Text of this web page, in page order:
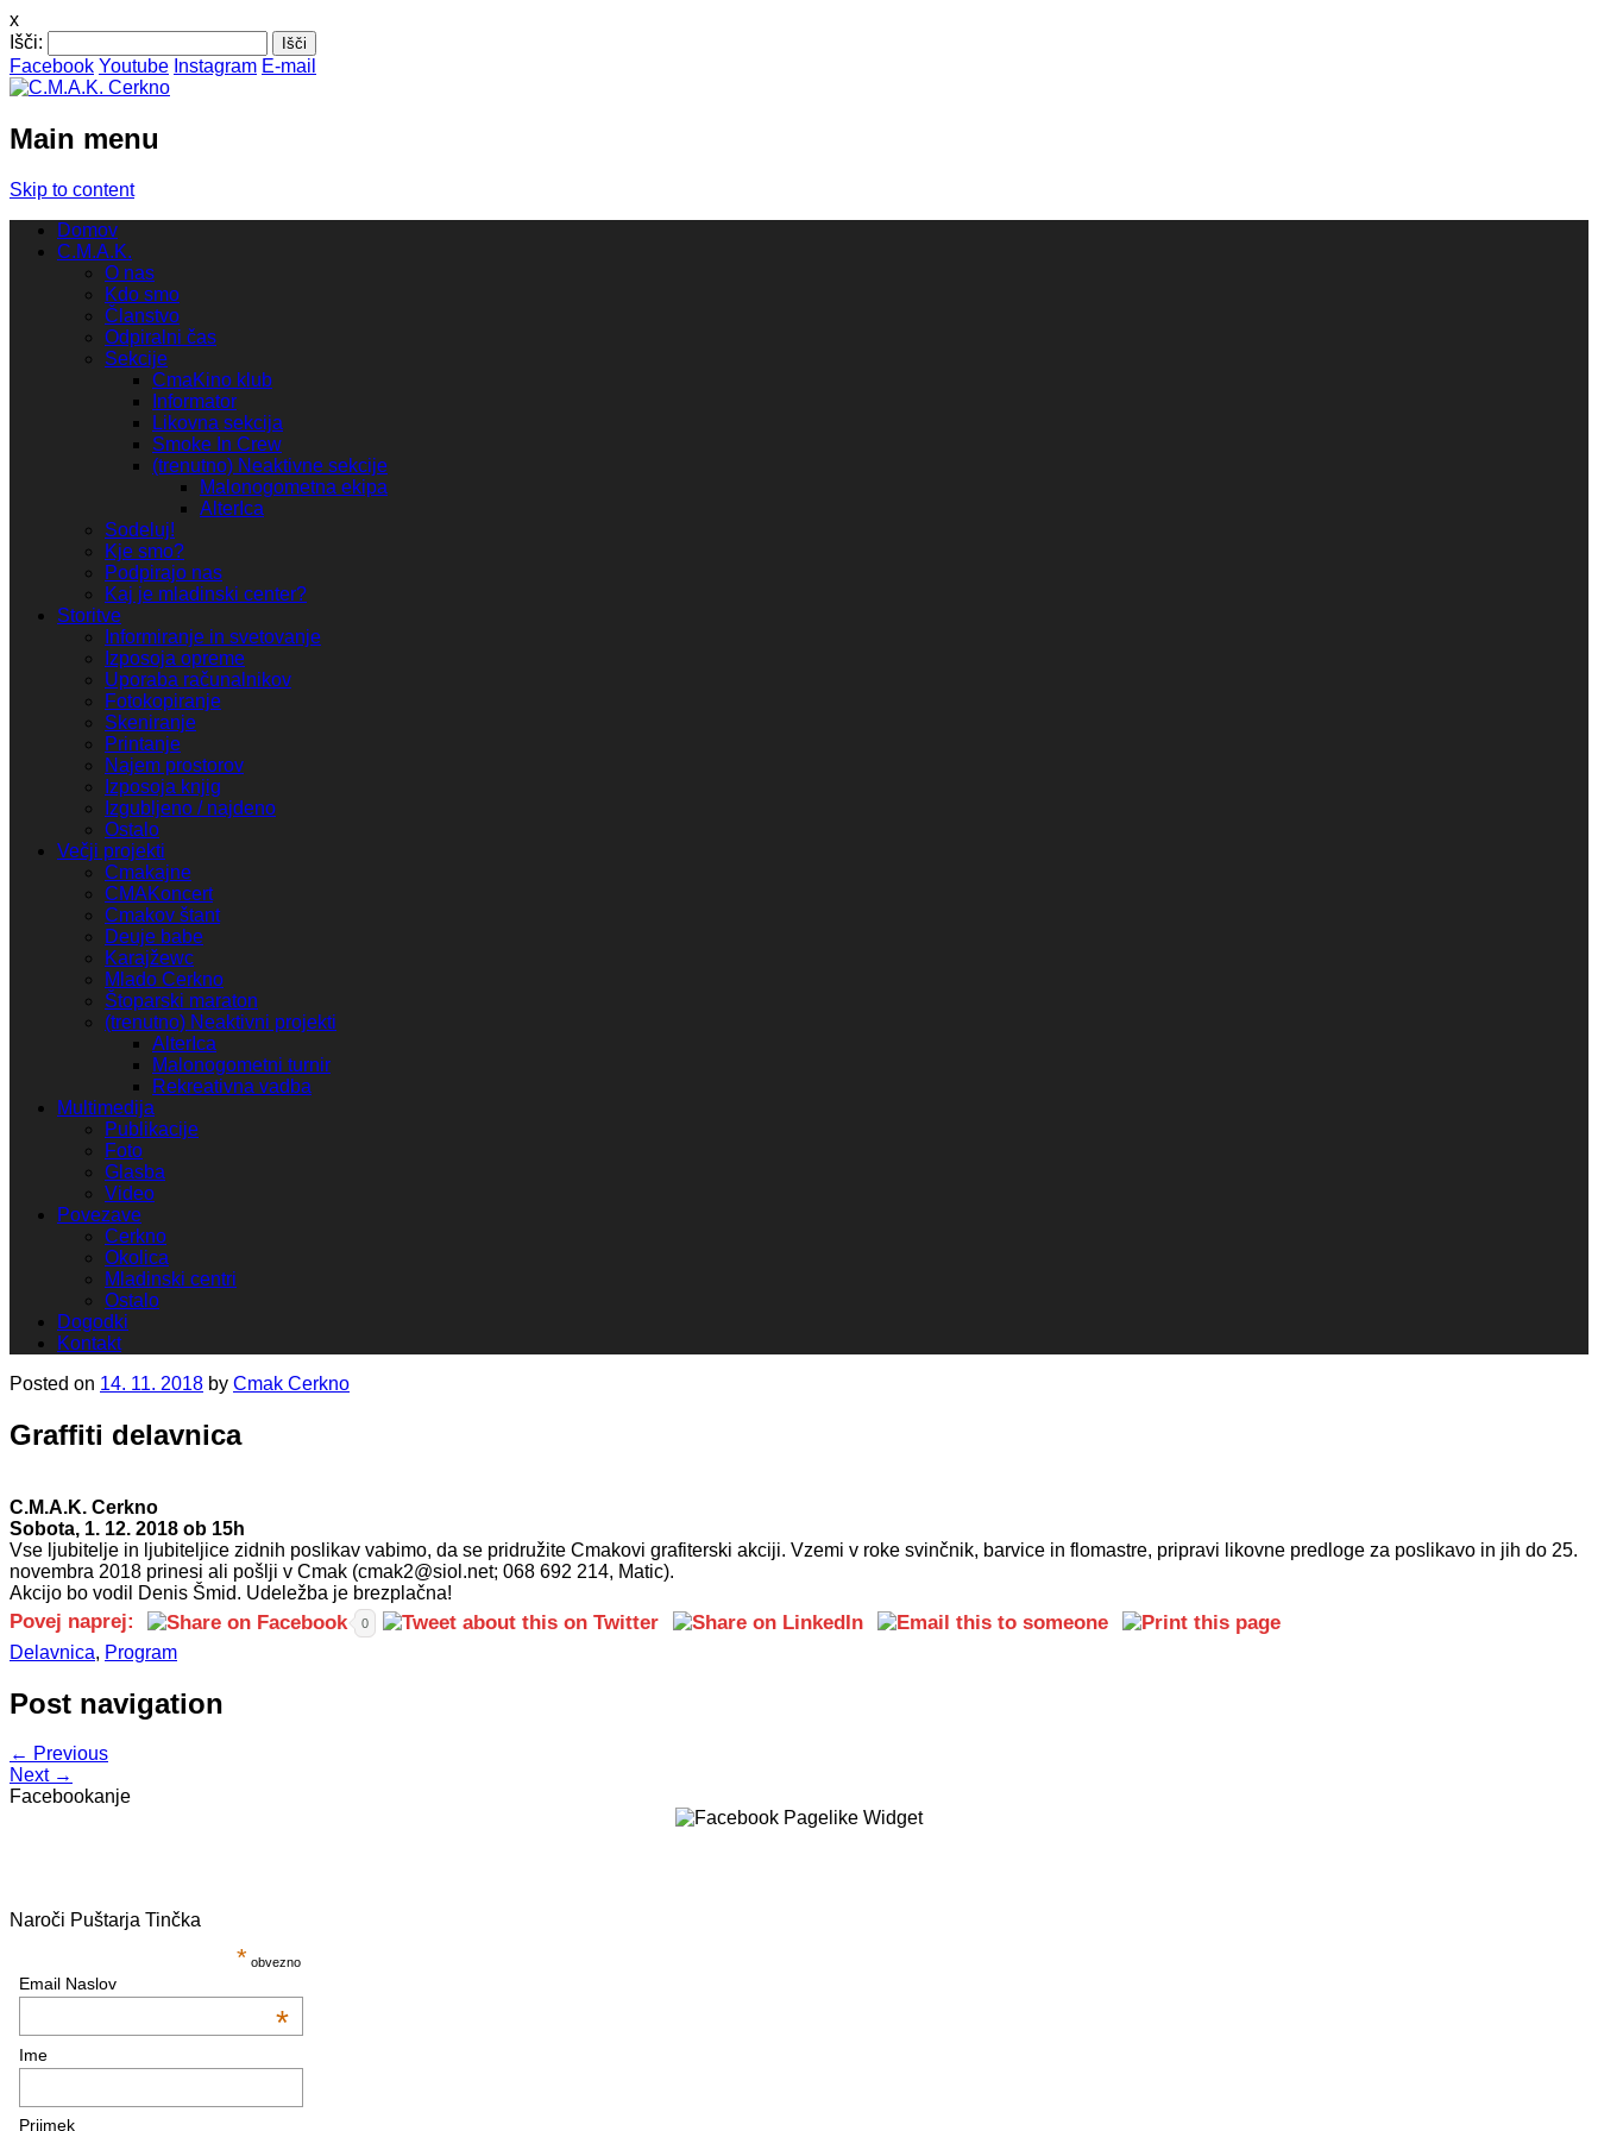
x
Išči:
Facebook Youtube Instagram E-mail
Main menu
Skip to content
Domov
C.M.A.K.
O nas
Kdo smo
Članstvo
Odpiralni čas
Sekcije
CmaKino klub
Informator
Likovna sekcija
Smoke In Crew
(trenutno) Neaktivne sekcije
Malonogometna ekipa
AlterIca
Sodeluj!
Kje smo?
Podpirajo nas
Kaj je mladinski center?
Storitve
Informiranje in svetovanje
Izposoja opreme
Uporaba računalnikov
Fotokopiranje
Skeniranje
Printanje
Najem prostorov
Izposoja knjig
Izgubljeno / najdeno
Ostalo
Večji projekti
Cmakajne
CMAKoncert
Cmakov štant
Deuje babe
Karajžewc
Mlado Cerkno
Štoparski maraton
(trenutno) Neaktivni projekti
AlterIca
Malonogometni turnir
Rekreativna vadba
Multimedija
Publikacije
Foto
Glasba
Video
Povezave
Cerkno
Okolica
Mladinski centri
Ostalo
Dogodki
Kontakt
Posted on 14. 11. 2018 by Cmak Cerkno
Graffiti delavnica
C.M.A.K. Cerkno
Sobota, 1. 12. 2018 ob 15h
Vse ljubitelje in ljubiteljice zidnih poslikav vabimo, da se pridružite Cmakovi grafiterski akciji. Vzemi v roke svinčnik, barvice in flomastre, pripravi likovne predloge za poslikavo in jih do 25.
novembra 2018 prinesi ali pošlji v Cmak (cmak2@siol.net; 068 692 214, Matic).
Akcijo bo vodil Denis Šmid. Udeležba je brezplačna!
Povej naprej: 0
Delavnica, Program
Post navigation
← Previous
Next →
Facebookanje
Naroči Puštarja Tinčka
* obvezno
Email Naslov
*
Ime
Priimek